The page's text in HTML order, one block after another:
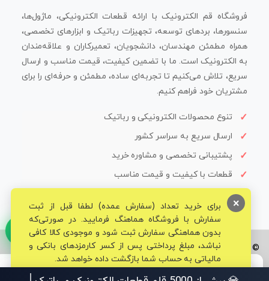
فروشگاه قم الکترونیک با ارائه قطعات الکترونیکی، ماژول‌ها،
سنسورها، بردهای توسعه، تجهیزات رباتیک و ابزارهای تخصصی،
همراه مطمئن مهندسان، دانشجویان، تعمیرکاران و علاقه‌مندان
به الکترونیک است. ما با تضمین کیفیت، قیمت مناسب و ارسال
سریع، تلاش می‌کنیم تا تجربه‌ای ساده، مطمئن و حرفه‌ای را برای
مشتریان خود فراهم کنیم.
تنوع محصولات الکترونیکی و رباتیک
ارسال سریع به سراسر کشور
پشتیبانی تخصصی و مشاوره خرید
قطعات با کیفیت و قیمت مناسب
© تمامی حقوق برای فروشگاه تخصصی قم الکترونیک محفوظ می‌باشد.
برای خرید تعداد (سفارش عمده) لطفا قبل از ثبت
سفارش با فروشگاه هماهنگ فرمایید. در صورتی‌که
بدون هماهنگی سفارش ثبت شود و موجودی کالا کافی
نباشد، مبلغ پرداختی پس از کسر کارمزدهای بانکی و
مالیاتی به حساب شما بازگشت داده خواهد شد.
×